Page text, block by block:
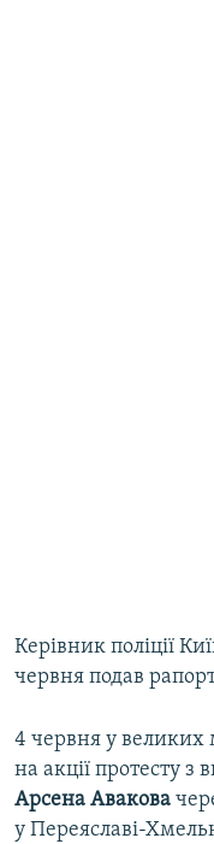
Керівник поліції
червня подав
4 червня у
на акції протесту з
Арсена Авакова
у Переяславі-